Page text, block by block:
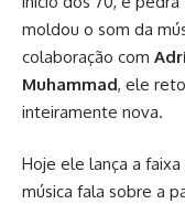
moldou o som da
colaboração com
Muhammad, ele
inteiramente nova.
Hoje ele lança a faixa
música fala sobre a